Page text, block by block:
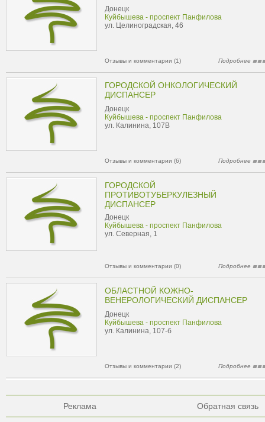
Донецк
Куйбышева - проспект Панфилова
ул. Целиноградская, 46
Отзывы и комментарии (1) Подробнее
ГОРОДСКОЙ ОНКОЛОГИЧЕСКИЙ
ДИСПАНСЕР
Донецк
Куйбышева - проспект Панфилова
ул. Калинина, 107В
Отзывы и комментарии (6) Подробнее
ГОРОДСКОЙ
ПРОТИВОТУБЕРКУЛЕЗНЫЙ
ДИСПАНСЕР
Донецк
Куйбышева - проспект Панфилова
ул. Северная, 1
Отзывы и комментарии (0) Подробнее
ОБЛАСТНОЙ КОЖНО-
ВЕНЕРОЛОГИЧЕСКИЙ ДИСПАНСЕР
Донецк
Куйбышева - проспект Панфилова
ул. Калинина, 107-б
Отзывы и комментарии (2) Подробнее
Реклама Обратная связь